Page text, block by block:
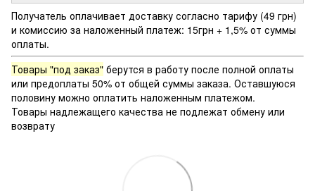
Получатель оплачивает доставку согласно тарифу (49 грн)
и комиссию за наложенный платеж: 15грн + 1,5% от суммы
оплаты.
Товары "под заказ" берутся в работу после полной оплаты
или предоплаты 50% от общей суммы заказа. Оставшуюся
половину можно оплатить наложенным платежом.
Товары надлежащего качества не подлежат обмену или
возврату